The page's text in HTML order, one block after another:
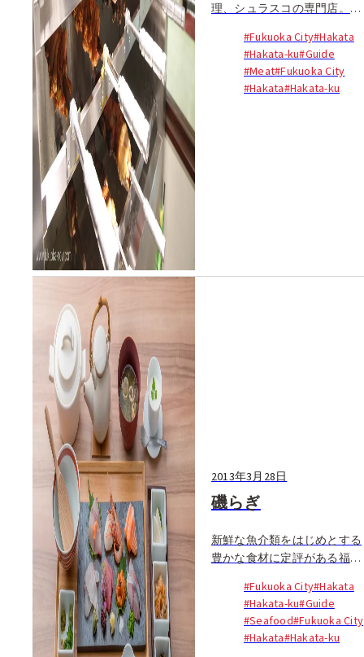
理、シュラスコの専門店。店
漂う肉の芳香で食指が途端に
動きだす。...
#Fukuoka City#Hakata
#Hakata-ku#Guide
#Meat#Fukuoka City
#Hakata#Hakata-ku
2013年3月28日
磯らぎ
新鮮な魚介類をはじめとする
豊かな食材に定評がある福岡
内の中でも高いといわれてい
る。味、店員のサービス、イ
ンテリア、そして価格が評価
されて満足感に繋がるのだ
#Fukuoka City#Hakata
#Hakata-ku#Guide
#Seafood#Fukuoka City
#Hakata#Hakata-ku